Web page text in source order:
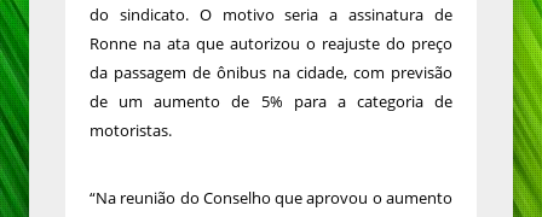
do sindicato. O motivo seria a assinatura de
Ronne na ata que autorizou o reajuste do preço
da passagem de ônibus na cidade, com previsão
de um aumento de 5% para a categoria de
motoristas.
“Na reunião do Conselho que aprovou o aumento